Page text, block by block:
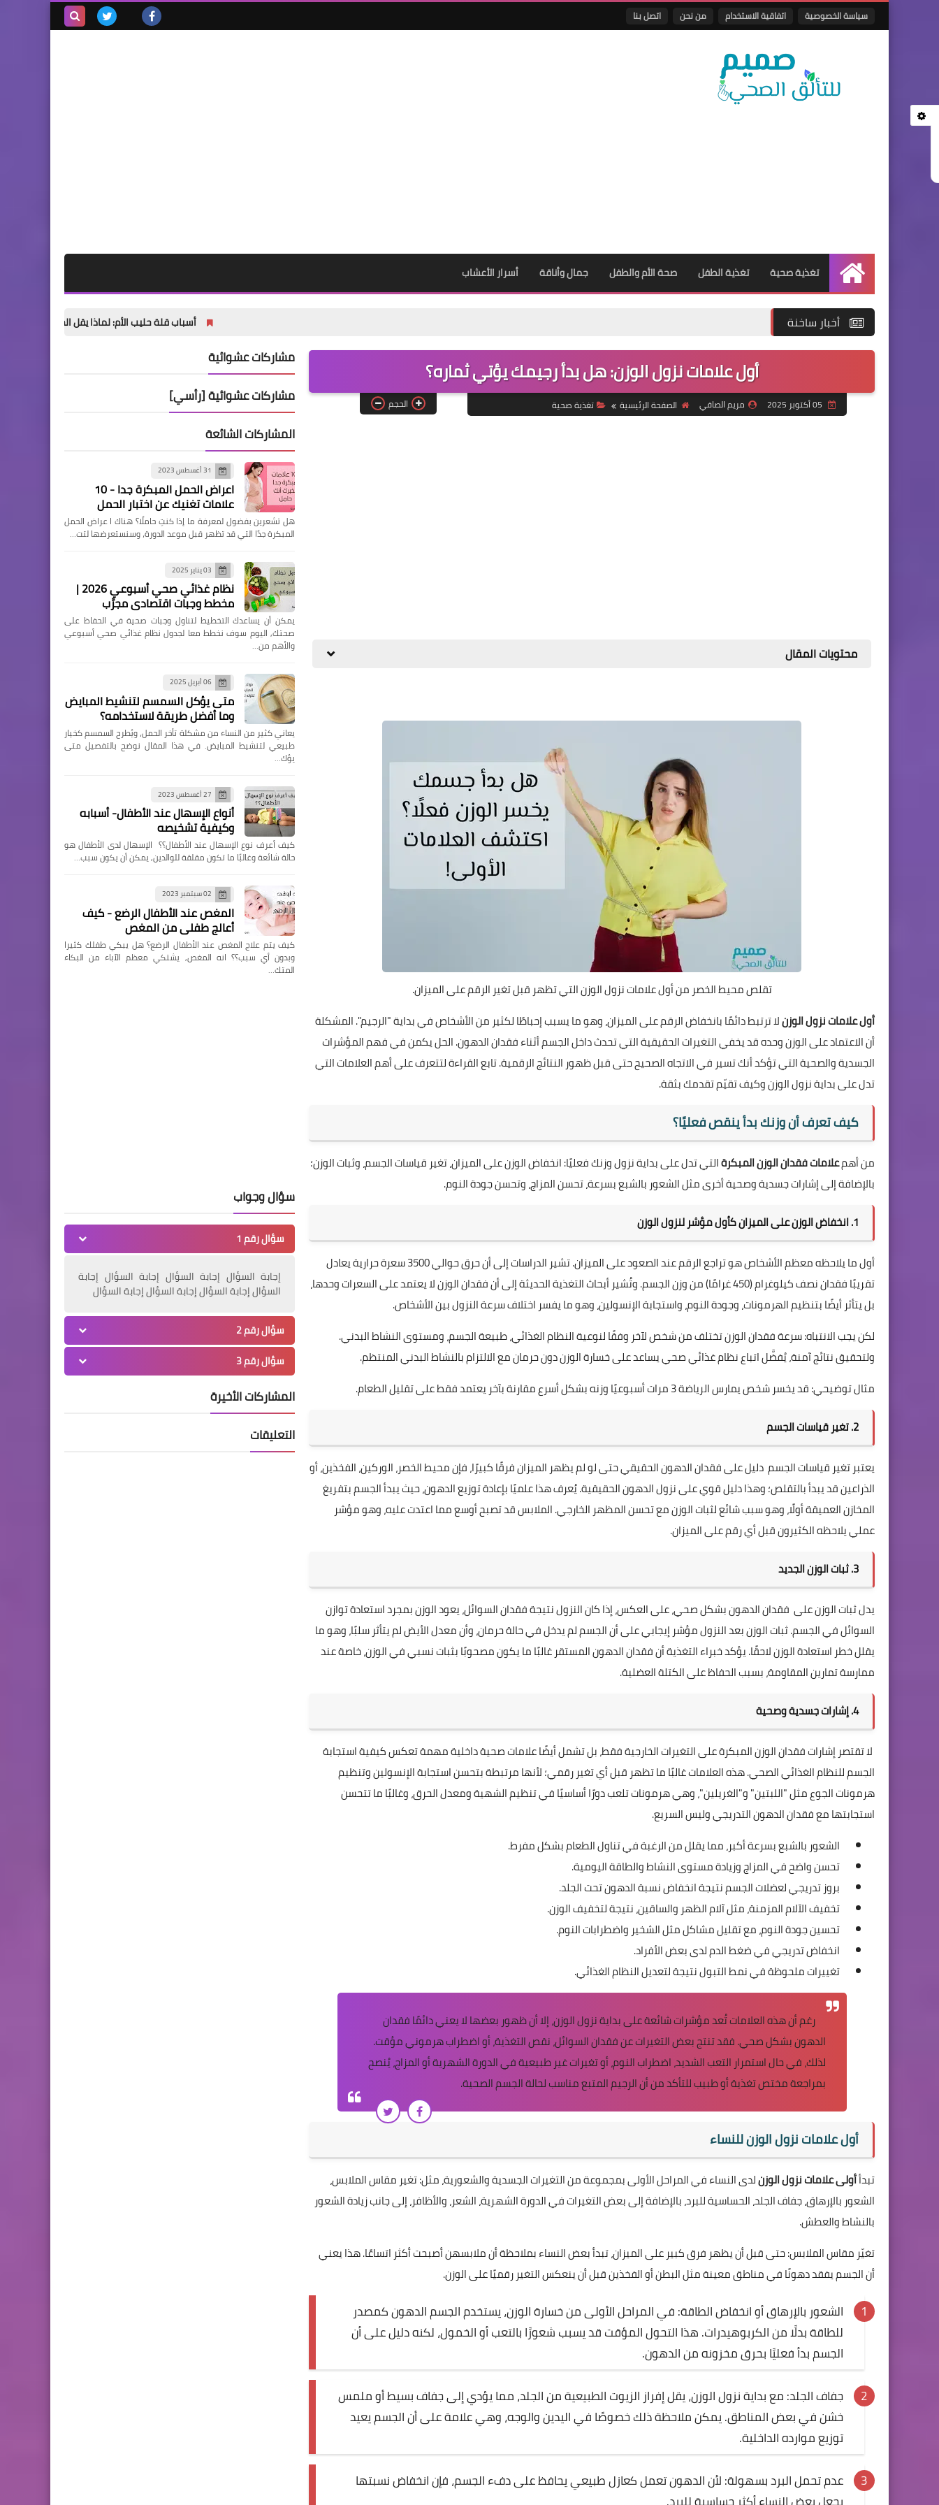
سياسة الخصوصية اتفاقية الاستخدام من نحن اتصل بنا
الرئيسية
تغذية صحية تغذية الطفل صحة الأم والطفل جمال وأناقة أسرار الأعشاب
أخبار ساخنة أسباب قلة حليب الأم: لماذا يقل الحليب وكيف أزيد إدراره؟
أول علامات نزول الوزن: هل بدأ رجيمك يؤتي ثماره؟
مريم الصافي الصفحة الرئيسية تغذية صحية الحجم
محتويات المقال
تقلص محيط الخصر من أول علامات نزول الوزن التي تظهر قبل تغير الرقم على الميزان.
أول علامات نزول الوزنلا ترتبط دائمًا بانخفاض الرقم على الميزان، وهو ما يسبب إحباطًا لكثير من الأشخاص في بداية "الرجيم". المشكلة
أن الاعتماد على الوزن وحده قد يخفي التغيرات الحقيقية التي تحدث داخل الجسم أثناء فقدان الدهون. الحل يكمن في فهم المؤشرات
الجسدية والصحية التي تؤكد أنك تسير في الاتجاه الصحيح حتى قبل ظهور النتائج الرقمية. تابع القراءة لتتعرف على أهم العلامات التي
تدل على بداية نزول الوزن وكيف تقيّم تقدمك بثقة.
كيف تعرف أن وزنك بدأ ينقص فعليًا؟
من أهمعلامات فقدان الوزن المبكرةالتي تدل على بداية نزول وزنك فعليًا: انخفاض الوزن على الميزان، تغير قياسات الجسم، وثبات الوزن؛
بالإضافة إلى إشارات جسدية وصحية أخرى مثل الشعور بالشبع بسرعة، تحسن المزاج، وتحسن جودة النوم.
1. انخفاض الوزن على الميزان كأول مؤشر لنزول الوزن
أول ما يلاحظه معظم الأشخاص هو تراجع الرقم عند الصعود على الميزان. تشير الدراسات إلى أن حرق حوالي 3500 سعرة حرارية يعادل
تقريبًا فقدان نصف كيلوغرام (450 غرامًا) من وزن الجسم. وتُشير أبحاث التغذية الحديثة إلى أن فقدان الوزن لا يعتمد على السعرات وحدها،
بل يتأثر أيضًا بتنظيم الهرمونات، وجودة النوم، واستجابة الإنسولين، وهو ما يفسر اختلاف سرعة النزول بين الأشخاص.
لكن يجب الانتباه: سرعة فقدان الوزن تختلف من شخص لآخر وفقًا لنوعية النظام الغذائي، طبيعة الجسم، ومستوى النشاط البدني.
ولتحقيق نتائج آمنة، يُفضَّل اتباع نظام غذائي صحي يساعد على خسارة الوزن دون حرمان مع الالتزام بالنشاط البدني المنتظم.
مثال توضيحي: قد يخسر شخص يمارس الرياضة 3 مرات أسبوعيًا وزنه بشكل أسرع مقارنة بآخر يعتمد فقط على تقليل الطعام.
2. تغير قياسات الجسم
يعتبر تغير قياسات الجسم دليل على فقدان الدهون الحقيقي حتى لو لم يظهر الميزان فرقًا كبيرًا، فإن محيط الخصر، الوركين، الفخذين، أو
الذراعين قد يبدأ بالتقلص؛ وهذا دليل قوي على نزول الدهون الحقيقية. يُعرف هذا علميًا بإعادة توزيع الدهون، حيث يبدأ الجسم بتفريغ
المخازن العميقة أولًا، وهو سبب شائع لثبات الوزن مع تحسن المظهر الخارجي. الملابس قد تصبح أوسع مما اعتدت عليه، وهو مؤشر
عملي يلاحظه الكثيرون قبل أي رقم على الميزان.
3. ثبات الوزن الجديد
يدل ثبات الوزن على فقدان الدهون بشكل صحي، على العكس، إذا كان النزول نتيجة فقدان السوائل، يعود الوزن بمجرد استعادة توازن
السوائل في الجسم. ثبات الوزن بعد النزول مؤشر إيجابي على أن الجسم لم يدخل في حالة حرمان، وأن معدل الأيض لم يتأثر سلبًا، وهو ما
يقلل خطر استعادة الوزن لاحقًا. يؤكد خبراء التغذية أن فقدان الدهون المستقر غالبًا ما يكون مصحوبًا بثبات نسبي في الوزن، خاصة عند
ممارسة تمارين المقاومة، بسبب الحفاظ على الكتلة العضلية.
4. إشارات جسدية وصحية
لا تقتصر إشارات فقدان الوزن المبكرة على التغيرات الخارجية فقط، بل تشمل أيضًا علامات صحية داخلية مهمة تعكس كيفية استجابة
الجسم للنظام الغذائي الصحي. هذه العلامات غالبًا ما تظهر قبل أي تغير رقمي؛ لأنها مرتبطة بتحسن استجابة الإنسولين وتنظيم
هرمونات الجوع مثل "اللبتين" و"الغريلين"، وهي هرمونات تلعب دورًا أساسيًا في تنظيم الشهية ومعدل الحرق، وغالبًا ما تتحسن
استجابتها مع فقدان الدهون التدريجي وليس السريع.
الشعور بالشبع بسرعة أكبر، مما يقلل من الرغبة في تناول الطعام بشكل مفرط.
تحسن واضح في المزاج وزيادة مستوى النشاط والطاقة اليومية.
بروز تدريجي لعضلات الجسم نتيجة انخفاض نسبة الدهون تحت الجلد.
تخفيف الآلام المزمنة، مثل آلام الظهر والساقين، نتيجة لتخفيف الوزن.
تحسين جودة النوم، مع تقليل مشاكل مثل الشخير واضطرابات النوم.
انخفاض تدريجي في ضغط الدم لدى بعض الأفراد.
تغييرات ملحوظة في نمط التبول نتيجة لتعديل النظام الغذائي.
رغم أن هذه العلامات تُعد مؤشرات شائعة على بداية نزول الوزن، إلا أن ظهور بعضها لا يعني دائمًا فقدان
الدهون بشكل صحي. فقد تنتج بعض التغيرات عن فقدان السوائل، نقص التغذية، أو اضطراب هرموني مؤقت.
لذلك، في حال استمرار التعب الشديد، اضطراب النوم، أو تغيرات غير طبيعية في الدورة الشهرية أو المزاج، يُنصح
بمراجعة مختص تغذية أو طبيب للتأكد من أن الرجيم المتبع مناسب لحالة الجسم الصحية.
أول علامات نزول الوزن للنساء
تبدأأولى علامات نزول الوزنلدى النساء في المراحل الأولى بمجموعة من التغيرات الجسدية والشعورية، مثل: تغير مقاس الملابس،
الشعور بالإرهاق، جفاف الجلد، الحساسية للبرد، بالإضافة إلى بعض التغيرات في الدورة الشهرية، الشعر، والأظافر، إلى جانب زيادة الشعور
بالنشاط والعطش.
تغيّر مقاس الملابس: حتى قبل أن يظهر فرق كبير على الميزان، تبدأ بعض النساء بملاحظة أن ملابسهن أصبحت أكثر اتساعًا. هذا يعني
أن الجسم يفقد دهونًا في مناطق معينة مثل البطن أو الفخذين قبل أن ينعكس التغير رقميًا على الوزن.
الشعور بالإرهاق أو انخفاض الطاقة: في المراحل الأولى من خسارة الوزن، يستخدم الجسم الدهون كمصدر
للطاقة بدلًا من الكربوهيدرات. هذا التحول المؤقت قد يسبب شعورًا بالتعب أو الخمول، لكنه دليل على أن
الجسم بدأ فعليًا بحرق مخزونه من الدهون.
جفاف الجلد: مع بداية نزول الوزن، يقل إفراز الزيوت الطبيعية من الجلد، مما يؤدي إلى جفاف بسيط أو ملمس
خشن في بعض المناطق. يمكن ملاحظة ذلك خصوصًا في اليدين والوجه، وهي علامة على أن الجسم يعيد
توزيع موارده الداخلية.
عدم تحمل البرد بسهولة: لأن الدهون تعمل كعازل طبيعي يحافظ على دفء الجسم، فإن انخفاض نسبتها
مشاركات عشوائية
مشاركات عشوائية [رأسي]
المشاركات الشائعة
31 أغسطس 2023
اعراض الحمل المبكرة جدا - 10
علامات تغنيك عن اختبار الحمل
هل تشعرين بفضول لمعرفة ما إذا كنتِ حاملًا؟ هناك ا عراض الحمل
المبكرة جدًا التي قد تظهر قبل موعد الدورة، وسنستعرضها لتت…
03 يناير 2025
نظام غذائي صحي أسبوعي 2026 |
مخطط وجبات اقتصادي مجرَّب
يمكن أن يساعدك التخطيط لتناول وجبات صحية في الحفاظ على
صحتك, اليوم سوف نخطط معا لجدول نظام غذائي صحي أسبوعي
والأهم من…
06 أبريل 2025
متى يؤكل السمسم لتنشيط المبايض
وما أفضل طريقة لاستخدامه؟
يعاني كثير من النساء من مشكلة تأخر الحمل، ويُطرح السمسم كخيار
طبيعي لتنشيط المبايض. في هذا المقال نوضح بالتفصيل متى
يؤك…
27 أغسطس 2023
أنواع الإسهال عند الأطفال- أسبابه
وكيفية تشخيصه
كيف أعرف نوع الإسهال عند الأطفال؟؟ الإسهال لدى الأطفال هو
حالة شائعة وغالبًا ما تكون مقلقة للوالدين, يمكن أن يكون سبب…
02 سبتمبر 2023
المغص عند الأطفال الرضع - كيف
أعالج طفلي من المغص
كيف يتم علاج المغص عند الأطفال الرضع؟ هل يبكي طفلك كثيرا
وبدون أي سبب؟؟ انه المغص, يشتكي معظم الآباء من البكاء
المتك…
سؤال وجواب
سؤال رقم 1
إجابة السؤال إجابة السؤال إجابة السؤال إجابة
السؤال إجابة السؤال إجابة السؤال إجابة السؤال
سؤال رقم 2
سؤال رقم 3
المشاركات الأخيرة
التعليقات